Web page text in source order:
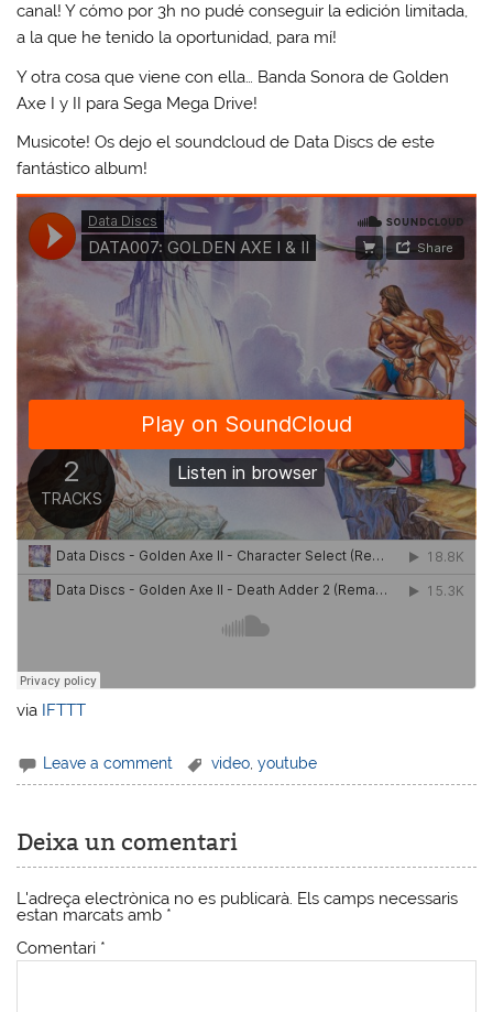
canal! Y cómo por 3h no pudé conseguir la edición limitada,
a la que he tenido la oportunidad, para mí!
Y otra cosa que viene con ella… Banda Sonora de Golden
Axe I y II para Sega Mega Drive!
Musicote! Os dejo el soundcloud de Data Discs de este
fantástico album!
via IFTTT
Leave a comment video ,youtube
Deixa un comentari
L'adreça electrònica no es publicarà. Els camps necessaris
estan marcats amb *
Comentari *